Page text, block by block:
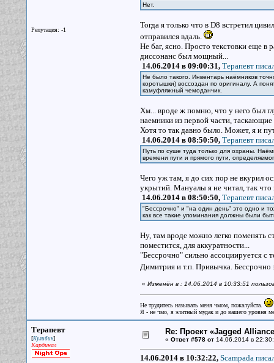
Репутация: -1
Нет.
Тогда я только что в D8 встретил
отправился вдаль.
Не баг, ясно. Просто текстовки еще в
диссонанс был мощный...
14.06.2014 в 09:00:31, Терапевт
Не было такого. Инвентарь наёмников
коротышки) воссоздан по оригиналу. А
камуфляжный чемоданчик.
Хм... вроде ж помню, что у него был
наемники из первой части,
Хотя то так давно было. Может, я и
14.06.2014 в 08:50:50, Терапевт
Путь по суше туда только для охраны.
времени пути и прямого пути,
Чего уж там, я до сих пор не вкурил
укрытий. Мануалы я не читал, так что
14.06.2014 в 08:50:50, Терапевт
"Бессрочно" и "на один день" это одно и
как все такие упоминания должны были
Ну, там вроде можно легко поменять
поместится, для аккуратности...
"Бессрочно" сильно ассоциируется
Димитрия и т.п. Привычка. Бессрочно
« Изменён в : 14.06.2014 в 10:33:51
Не трудитесь называть меня чмом, пожалуйста.
Я - не чмо, я элитный мудак и до вашего уровня
Терапевт
[Кулибин]
Кардинал
Re: Проект «Jagged
« Ответ #578 от14.06.2014 в
14.06.2014 в 10:32:22, Scampada